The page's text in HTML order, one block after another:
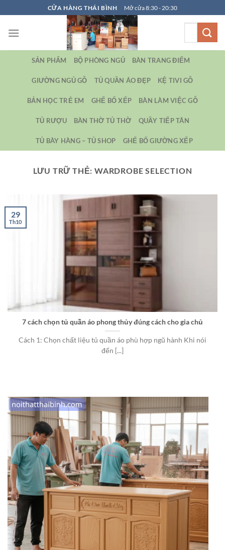
qua
nội
CỬA HÀNG THÁI BÌNH Mở cửa 8:30 - 20:30
SẢN PHẨM BỘ PHÒNG NGỦ BÀN TRANG ĐIỂM
GIƯỜNG NGỦ GỖ TỦ QUẦN ÁO ĐẸP KỆ TIVI GỖ
BẢN HỌC TRẺ EM GHẾ BỐ XẾP BÀN LÀM VIỆC GỖ
TỦ RƯỢU BÀN THỜ TỦ THỜ QUẦY TIẾP TÂN
TỦ BÀY HÀNG – TỦ SHOP GHẾ BỐ GIƯỜNG XẾP
LƯU TRỮ THẺ: WARDROBE SELECTION
7 cách chọn tủ quần áo phong thủy đúng cách cho gia chủ
Cách 1: Chọn chất liệu tủ quần áo phù hợp ngũ hành Khi nói
đến [...]
29
Th10